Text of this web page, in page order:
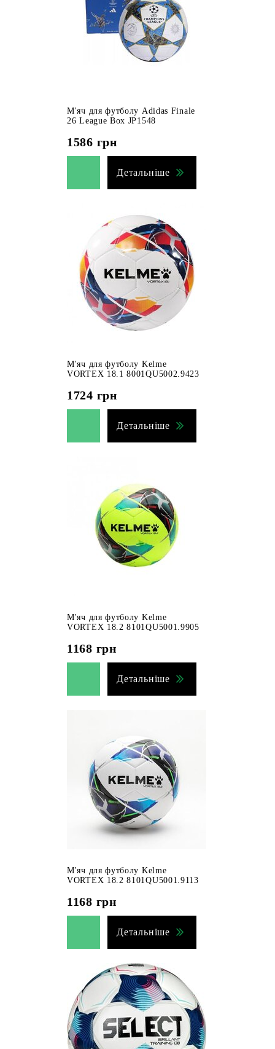
М'яч для футболу Adidas Finale
26 League Box JP1548
1586 грн
Детальніше
М'яч для футболу Kelme
VORTEX 18.1 8001QU5002.9423
1724 грн
Детальніше
М'яч для футболу Kelme
VORTEX 18.2 8101QU5001.9905
1168 грн
Детальніше
М'яч для футболу Kelme
VORTEX 18.2 8101QU5001.9113
1168 грн
Детальніше